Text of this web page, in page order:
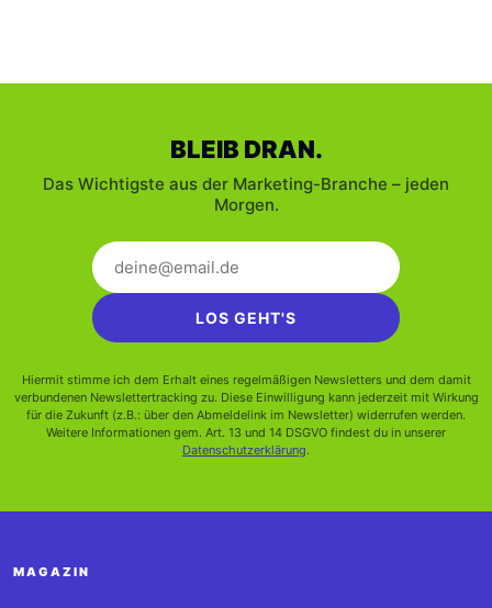
BLEIB DRAN.
Das Wichtigste aus der Marketing-Branche – jeden
Morgen.
LOS GEHT'S
Hiermit stimme ich dem Erhalt eines regelmäßigen Newsletters und dem damit
verbundenen Newslettertracking zu. Diese Einwilligung kann jederzeit mit Wirkung
für die Zukunft (z.B.: über den Abmeldelink im Newsletter) widerrufen werden.
Weitere Informationen gem. Art. 13 und 14 DSGVO findest du in unserer
Datenschutzerklärung.
MAGAZIN